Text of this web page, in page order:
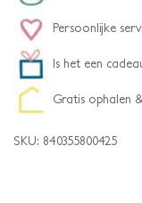
Persoonlijke
Is het een
Gratis ophalen
SKU: 840355800425